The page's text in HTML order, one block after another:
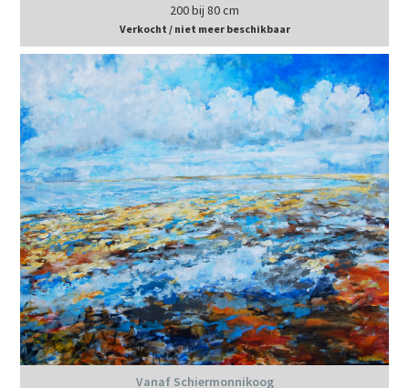
200 bij 80 cm
Verkocht / niet meer beschikbaar
Vanaf Schiermonnikoog